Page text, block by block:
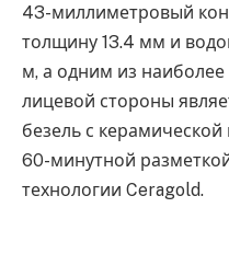
43-миллиметровый
толщину 13.4 мм и
м, а одним из
лицевой стороны
безель с керамической
60-минутной
технологии Ceragold.